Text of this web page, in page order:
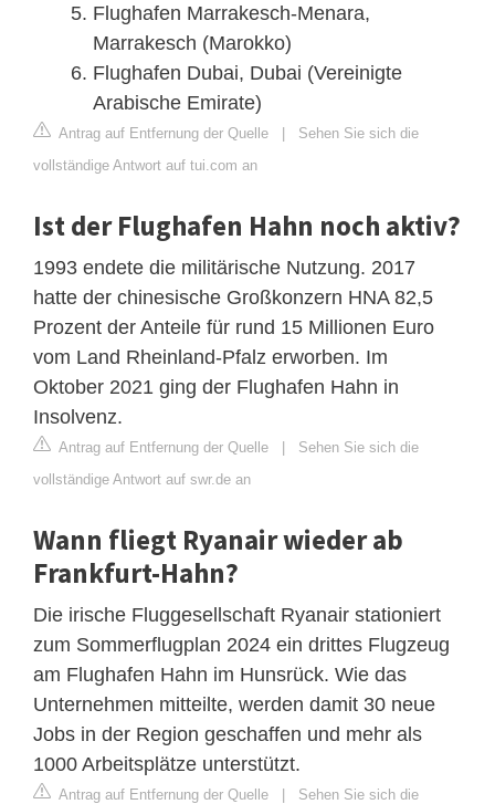
Flughafen Marrakesch-Menara,
Marrakesch (Marokko)
Flughafen Dubai, Dubai (Vereinigte
Arabische Emirate)
Antrag auf Entfernung der Quelle | Sehen Sie sich die
vollständige Antwort auf tui.com an
Ist der Flughafen Hahn noch aktiv?
1993 endete die militärische Nutzung. 2017
hatte der chinesische Großkonzern HNA 82,5
Prozent der Anteile für rund 15 Millionen Euro
vom Land Rheinland-Pfalz erworben. Im
Oktober 2021 ging der Flughafen Hahn in
Insolvenz.
Antrag auf Entfernung der Quelle | Sehen Sie sich die
vollständige Antwort auf swr.de an
Wann fliegt Ryanair wieder ab
Frankfurt-Hahn?
Die irische Fluggesellschaft Ryanair stationiert
zum Sommerflugplan 2024 ein drittes Flugzeug
am Flughafen Hahn im Hunsrück. Wie das
Unternehmen mitteilte, werden damit 30 neue
Jobs in der Region geschaffen und mehr als
1000 Arbeitsplätze unterstützt.
Antrag auf Entfernung der Quelle | Sehen Sie sich die